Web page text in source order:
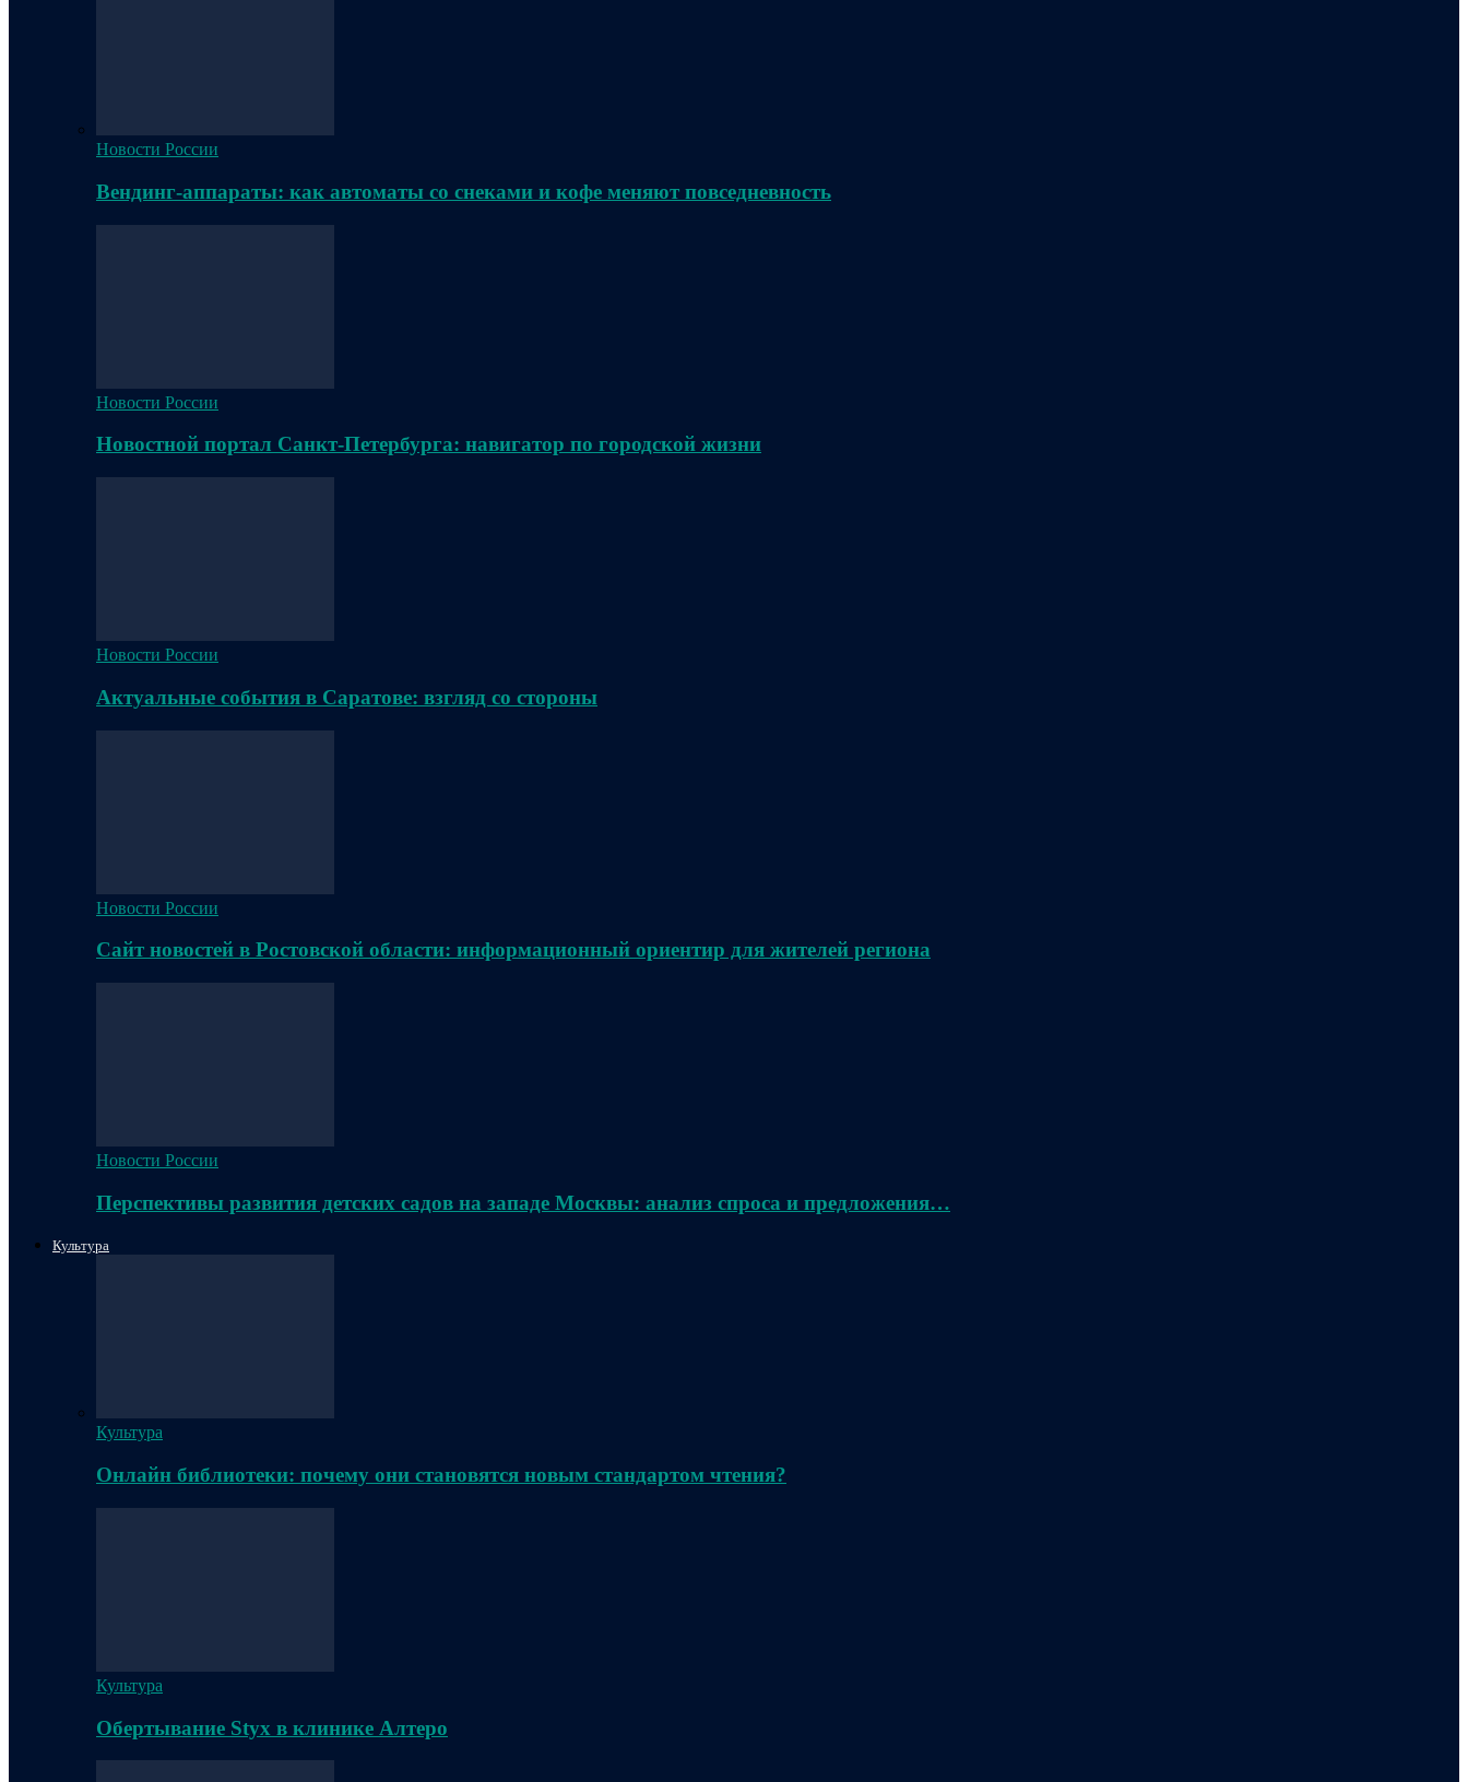
Новости России
Вендинг-аппараты: как автоматы со снеками и кофе меняют повседневность
Новости России
Новостной портал Санкт-Петербурга: навигатор по городской жизни
Новости России
Актуальные события в Саратове: взгляд со стороны
Новости России
Сайт новостей в Ростовской области: информационный ориентир для жителей региона
Новости России
Перспективы развития детских садов на западе Москвы: анализ спроса и предложения…
Культура
Культура
Онлайн библиотеки: почему они становятся новым стандартом чтения?
Культура
Обертывание Styx в клинике Алтеро